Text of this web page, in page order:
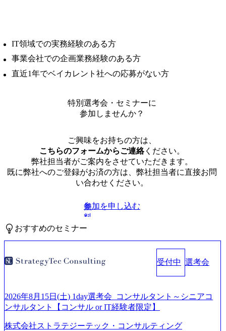
IT領域での実務経験のある方
事業会社での企画業務経験のある方
直近1年でベイカレント社への応募がない方
特別選考会・セミナーに
参加しませんか？
ご興味をお持ちの方は、
こちらのフォームからご連絡ください。
弊社担当者がご案内をさせていただきます。
既に弊社へのご登録がお済の方は、弊社担当者に直接お問
い合わせください。
無
料
参加を申し込む
おすすめのセミナー
受付中 選考会
2026年8月15日(土) 1day選考会_コンサルタント～シニアコ
ンサルタント【コンサル or IT経験者限定】
株式会社ストラテジーテック・コンサルティング